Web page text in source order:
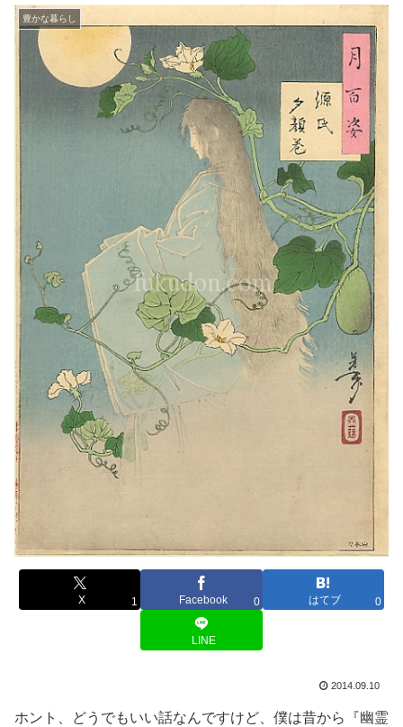
豊かな暮らし
X 1 Facebook 0 はてブ 0
LINE
2014.09.10
ホント、どうでもいい話なんですけど、僕は昔から『幽霊